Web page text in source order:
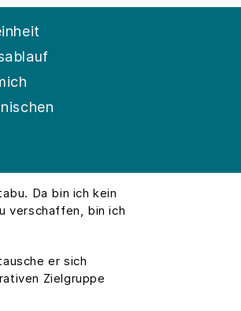
Da bin ich kein
verschaffen, bin ich
er sich
Zielgruppe